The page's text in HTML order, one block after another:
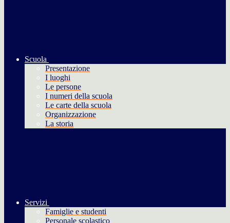
Scuola
Presentazione
I luoghi
Le persone
I numeri della scuola
Le carte della scuola
Organizzazione
La storia
Servizi
Famiglie e studenti
Personale scolastico